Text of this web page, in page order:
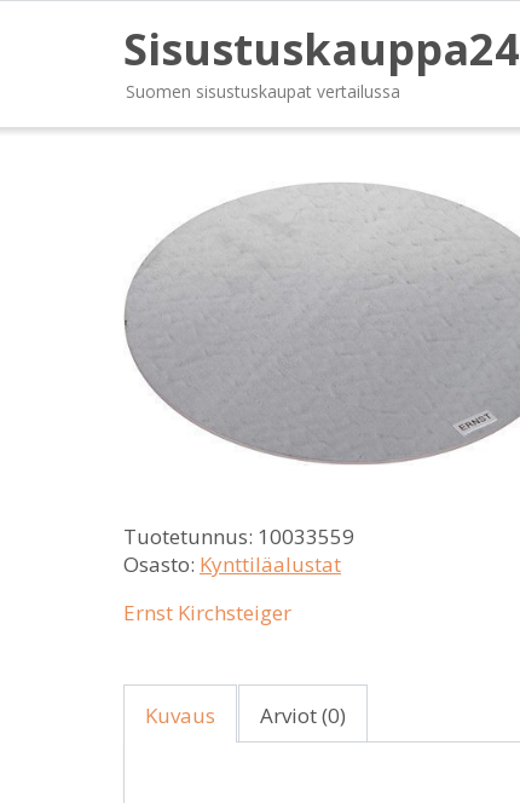
Sisustuskauppa24
Suomen sisustuskaupat vertailussa
Tuotetunnus: 10033559
Osasto: Kynttiläalustat
Ernst Kirchsteiger
Kuvaus Arviot (0)